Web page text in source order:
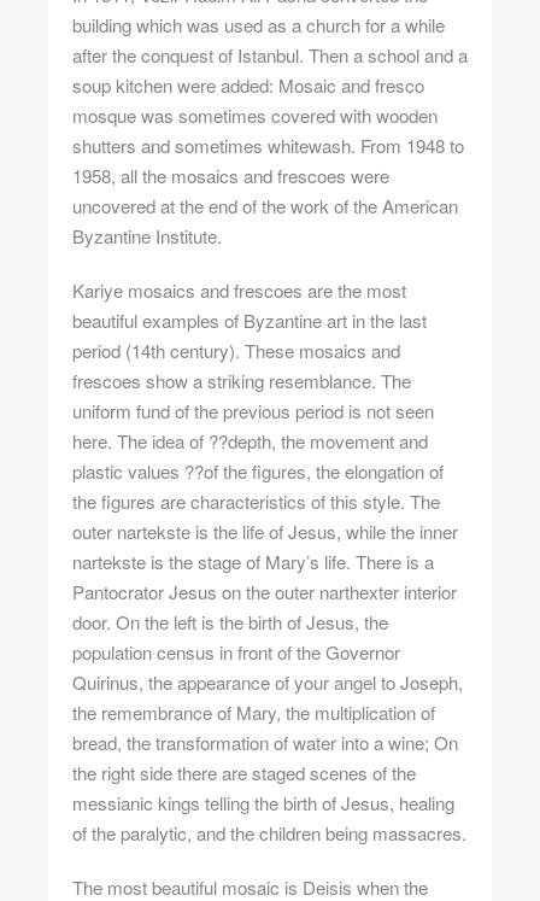
building which was used as a church for a while
after the conquest of Istanbul. Then a school and a
soup kitchen were added: Mosaic and fresco
mosque was sometimes covered with wooden
shutters and sometimes whitewash. From 1948 to
1958, all the mosaics and frescoes were
uncovered at the end of the work of the American
Byzantine Institute.
Kariye mosaics and frescoes are the most
beautiful examples of Byzantine art in the last
period (14th century). These mosaics and
frescoes show a striking resemblance. The
uniform fund of the previous period is not seen
here. The idea of ??depth, the movement and
plastic values ??of the figures, the elongation of
the figures are characteristics of this style. The
outer nartekste is the life of Jesus, while the inner
nartekste is the stage of Mary’s life. There is a
Pantocrator Jesus on the outer narthexter interior
door. On the left is the birth of Jesus, the
population census in front of the Governor
Quirinus, the appearance of your angel to Joseph,
the remembrance of Mary, the multiplication of
bread, the transformation of water into a wine; On
the right side there are staged scenes of the
messianic kings telling the birth of Jesus, healing
of the paralytic, and the children being massacres.
The most beautiful mosaic is Deisis when the